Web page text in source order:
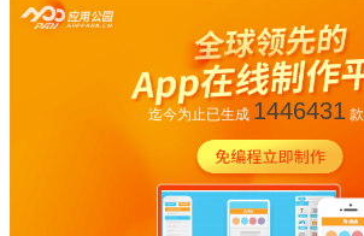
迄今为止已生成 1446431款